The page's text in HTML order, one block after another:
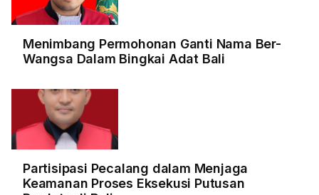
Menimbang Permohonan Ganti Nama Ber-
Wangsa Dalam Bingkai Adat Bali
Partisipasi Pecalang dalam Menjaga
Keamanan Proses Eksekusi Putusan